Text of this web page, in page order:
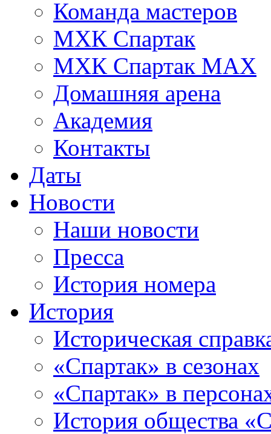
Команда мастеров
МХК Спартак
МХК Спартак МАХ
Домашняя арена
Академия
Контакты
Даты
Новости
Наши новости
Пресса
История номера
История
Историческая
«Спартак» в сезонах
«Спартак» в
История общества